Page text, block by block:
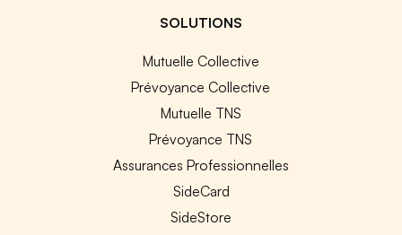
SOLUTIONS
Mutuelle Collective
Prévoyance Collective
Mutuelle TNS
Prévoyance TNS
Assurances Professionnelles
SideCard
SideStore